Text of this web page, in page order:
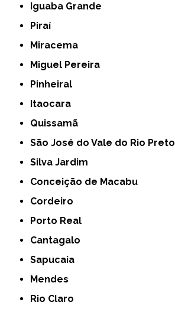
Iguaba Grande
Piraí
Miracema
Miguel Pereira
Pinheiral
Itaocara
Quissamã
São José do Vale do Rio Preto
Silva Jardim
Conceição de Macabu
Cordeiro
Porto Real
Cantagalo
Sapucaia
Mendes
Rio Claro